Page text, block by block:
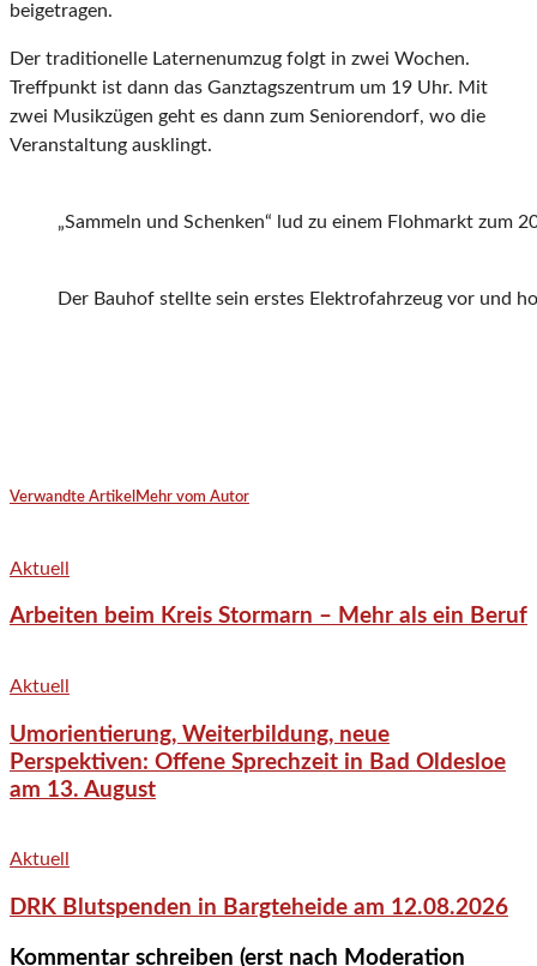
beigetragen.
Der traditionelle Laternenumzug folgt in zwei Wochen.
Treffpunkt ist dann das Ganztagszentrum um 19 Uhr. Mit
zwei Musikzügen geht es dann zum Seniorendorf, wo die
Veranstaltung ausklingt.
„Sammeln und Schenken“ lud zu einem Flohmarkt zum
Der Bauhof stellte sein erstes Elektrofahrzeug vor und
Verwandte Artikel Mehr vom Autor
Aktuell
Arbeiten beim Kreis Stormarn – Mehr als ein Beruf
Aktuell
Umorientierung, Weiterbildung, neue
Perspektiven: Offene Sprechzeit in Bad Oldesloe
am 13. August
Aktuell
DRK Blutspenden in Bargteheide am 12.08.2026
Kommentar schreiben (erst nach Moderation